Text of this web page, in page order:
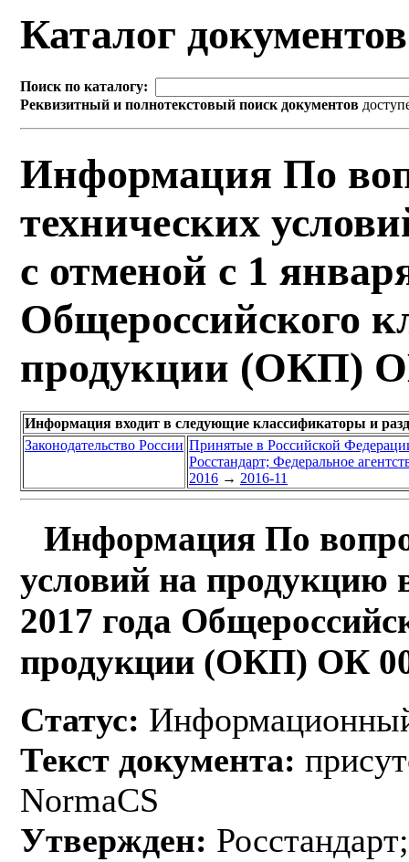
Каталог
Поиск по каталогу:
Реквизитный и полнотекстовый поиск документов
Информация По
технических
с отменой с 1
Общероссийского
продукции (ОКП)
Информация входит в следующие классификаторы и
Законодательство России Принятые в Российской
Росстандарт; Федеральное
2016 → 2016-11
Информация По
условий на продукцию
2017 года
продукции (ОКП) ОК
Статус:
Текст документа:
NormaCS
Утвержден: